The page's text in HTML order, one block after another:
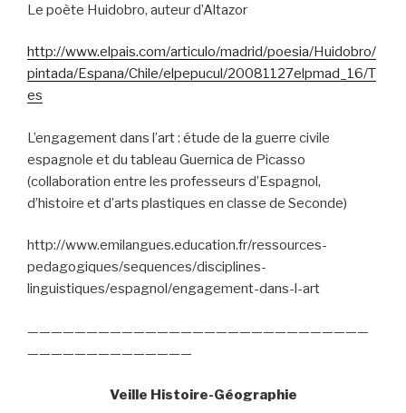
Le poète Huidobro, auteur d’Altazor
http://www.elpais.com/articulo/madrid/poesia/Huidobro/
pintada/Espana/Chile/elpepucul/20081127elpmad_16/T
es
L’engagement dans l’art : étude de la guerre civile
espagnole et du tableau Guernica de Picasso
(collaboration entre les professeurs d’Espagnol,
d’histoire et d’arts plastiques en classe de Seconde)
http://www.emilangues.education.fr/ressources-
pedagogiques/sequences/disciplines-
linguistiques/espagnol/engagement-dans-l-art
—————————————————————————————
——————————————
Veille Histoire-Géographie